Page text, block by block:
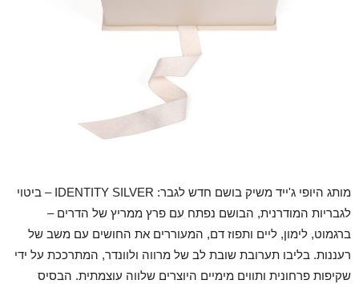
מותג היופי ג'ייד משיק בושם חדש לגבר: IDENTITY SILVER – ביטוי
לגבריות המודרנית, הבושם נפתח עם פרץ ממריץ של הדרים –
ברגמוט, לימון, ליים ותפוז דם, המעוררים את החושים עם משב של
רעננות. בליבו תערובת שובת לב של מרווה ולוונדר, המתרככת על ידי
שקיפות פרחונית ותווים מימיים היוצרים שלווה עוצמתית. הבסיס